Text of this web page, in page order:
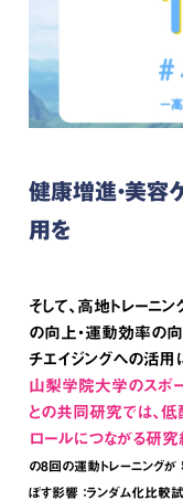
健康増進・美容
用を
そして、高地トレーニ
の向上・運動効率の向
チエイジングへの活用
山梨学院大学のスポ
との共同研究では、
ロールにつながる研究
の8回の運動トレーニング
ぼす影響 ：ランダム化比較試